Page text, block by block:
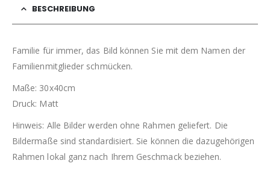
BESCHREIBUNG
Familie für immer, das Bild können Sie mit dem Namen der
Familienmitglieder schmücken.
Maße: 30x40cm
Druck: Matt
Hinweis: Alle Bilder werden ohne Rahmen geliefert. Die
Bildermaße sind standardisiert. Sie können die dazugehörigen
Rahmen lokal ganz nach Ihrem Geschmack beziehen.